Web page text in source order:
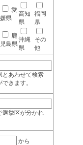
愛
媛県
高知
県
福岡
県
鹿
児島県
沖縄
県
その
他
あわせて検索
きます。
挙区が分かれ
から